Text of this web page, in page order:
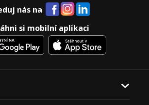
nás na
si mobilní aplikaci